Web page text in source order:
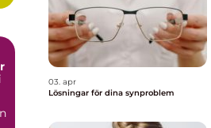
03. apr
Lösningar för dina synproblem